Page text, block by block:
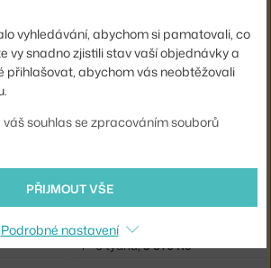
Skladem 1 ks,3 902 Kč
POLICE 58 X 30, 3 KS, ASH
4 - 6 týdnů,3 970 Kč
vyhledávání, abychom si pamatovali, co
vy snadno zjistili stav vaší objednávky a
přihlašovat, abychom vás neobtěžovali
souhlas se zpracováním souborů
PŘIJMOUT VŠE
Podrobné nastavení